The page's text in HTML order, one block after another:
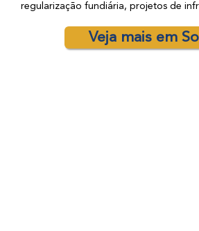
regularização fundiária, projetos de
Veja mais em